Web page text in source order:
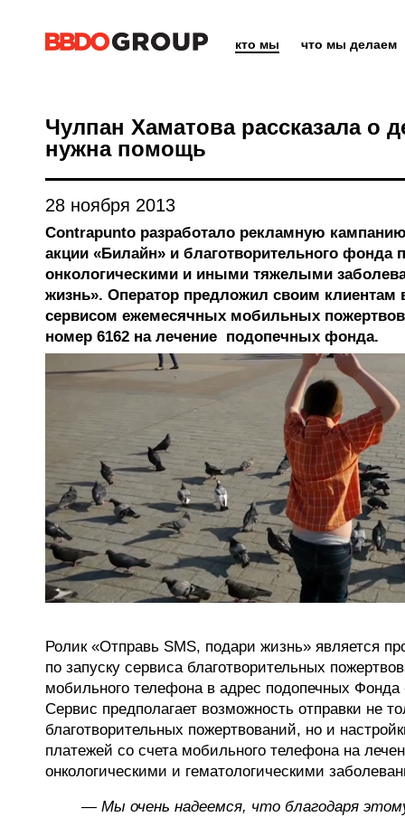
кто мы что мы делаем
Чулпан Хаматова рассказала о
нужна помощь
28 ноября 2013
Contrapunto разработало рекламную
акции «Билайн» и благотворительного фонда
онкологическими и иными тяжелыми
жизнь». Оператор предложил своим клиентам
сервисом ежемесячных мобильных
номер 6162 на лечение подопечных фонда.
Ролик «Отправь SMS, подари жизнь» является
по запуску сервиса благотворительных
мобильного телефона в адрес подопечных
Сервис предполагает возможность отправки не
благотворительных пожертвований, но и
платежей со счета мобильного телефона на
онкологическими и гематологическими
— Мы очень надеемся, что благодаря